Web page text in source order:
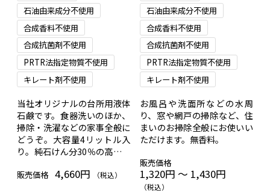
石油由来成分不使用
合成香料不使用
合成抗菌剤不使用
PRTR法指定物質不使用
キレート剤不使用
当社オリジナルの台所用液体
石鹸です。食器洗いのほか、
掃除・洗濯などの家事全般に
どうぞ。大容量4リットル入
り。純石けん分30％の高濃度
販売価格 4,660円 （税込）
石油由来成分不使用
合成香料不使用
合成抗菌剤不使用
PRTR法指定物質不使用
キレート剤不使用
お風呂や洗面所などの水周
り、窓や網戸の掃除など、住
まいのお掃除全般にお使いい
ただけます。無香料。
販売価格
1,320円 ～ 1,430円
（税込）